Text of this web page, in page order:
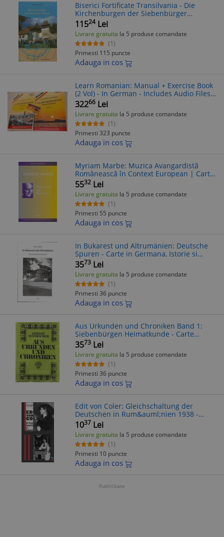
Biserici Fortificate Transilvania - Die
Kirchenburgen der Siebenbürger
Sachsen - Carte in Germana, Hermann
Fabini
11524 Lei
Livrare gratuita la 5 produse comandate
(1)
Primesti 115 puncte
Adauga in cos
Learn Romanian: Manual + Exercise Book
(2 Vol) - In German - Includes Audio Files -
Romanian Language Learning for
Beginners to Advanced
32266 Lei
Livrare gratuita la 5 produse comandate
(1)
Primesti 323 puncte
Adauga in cos
Myriam Marbe: Muzica Avangardistă
Românească în Context European | Carte
în Germană
5532 Lei
Livrare gratuita la 5 produse comandate
(1)
Primesti 55 puncte
Adauga in cos
In Bukarest und Altrumänien: Deutsche
Spuren - Carte in Germana, Istorie si
Cultura Romana
3573 Lei
Livrare gratuita la 5 produse comandate
(1)
Primesti 36 puncte
Adauga in cos
Aus Urkunden und Chroniken Band 1:
Siebenbürgen Heimatkunde - Carte
Germana Burzenland
3573 Lei
Livrare gratuita la 5 produse comandate
(1)
Primesti 36 puncte
Adauga in cos
Edit von Coler: Gleichschaltung der
Deutschen in Rum&auml;nien 1938 -
Jacques Picard, Carte in Germana
1037 Lei
Livrare gratuita la 5 produse comandate
(1)
Primesti 10 puncte
Adauga in cos
Publicitate